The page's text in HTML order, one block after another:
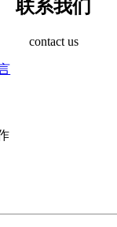
联系我们
contact us